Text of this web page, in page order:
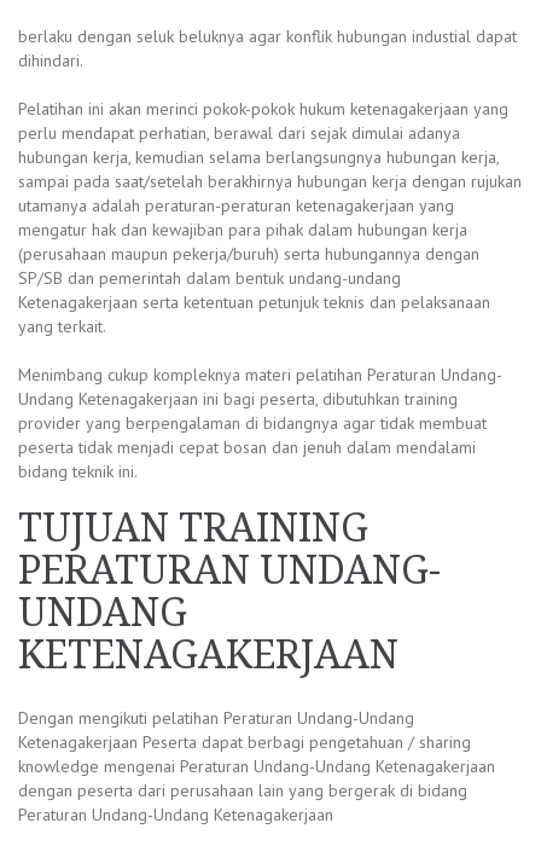
berlaku dengan seluk beluknya agar konflik hubungan industial dapat
dihindari.
Pelatihan ini akan merinci pokok-pokok hukum ketenagakerjaan yang
perlu mendapat perhatian, berawal dari sejak dimulai adanya
hubungan kerja, kemudian selama berlangsungnya hubungan kerja,
sampai pada saat/setelah berakhirnya hubungan kerja dengan rujukan
utamanya adalah peraturan-peraturan ketenagakerjaan yang
mengatur hak dan kewajiban para pihak dalam hubungan kerja
(perusahaan maupun pekerja/buruh) serta hubungannya dengan
SP/SB dan pemerintah dalam bentuk undang-undang
Ketenagakerjaan serta ketentuan petunjuk teknis dan pelaksanaan
yang terkait.
Menimbang cukup kompleknya materi pelatihan Peraturan Undang-
Undang Ketenagakerjaan ini bagi peserta, dibutuhkan training
provider yang berpengalaman di bidangnya agar tidak membuat
peserta tidak menjadi cepat bosan dan jenuh dalam mendalami
bidang teknik ini.
TUJUAN TRAINING
PERATURAN UNDANG-
UNDANG
KETENAGAKERJAAN
Dengan mengikuti pelatihan Peraturan Undang-Undang
Ketenagakerjaan Peserta dapat berbagi pengetahuan / sharing
knowledge mengenai Peraturan Undang-Undang Ketenagakerjaan
dengan peserta dari perusahaan lain yang bergerak di bidang
Peraturan Undang-Undang Ketenagakerjaan